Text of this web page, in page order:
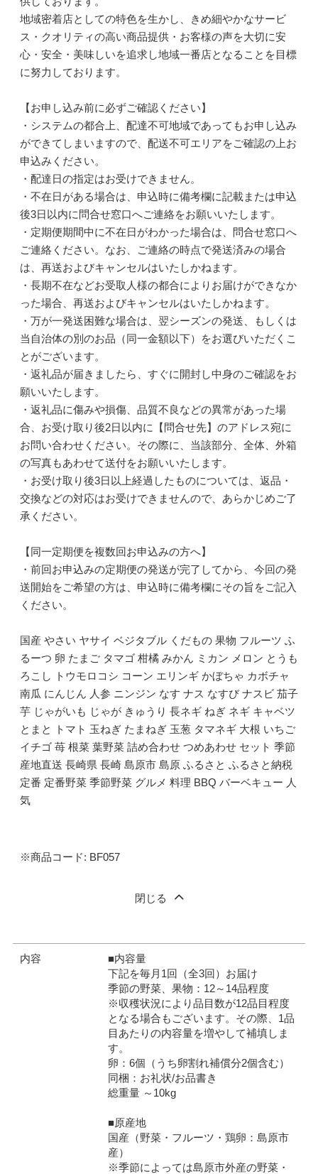
地域密着店としての特色を生かし、きめ細やかなサービ
ス・クオリティの高い商品提供・お客様の声を大切に安
心・安全・美味しいを追求し地域一番店となることを目標
に努力しております。
【お申し込み前に必ずご確認ください】
・システムの都合上、配達不可地域であってもお申し込み
ができてしまいますので、配送不可エリアをご確認の上お
申込みください。
・配達日の指定はお受けできません。
・不在日がある場合は、申込時に備考欄に記載または申込
後3日以内に問合せ窓口へご連絡をお願いいたします。
・定期便期間中に不在日がわかった場合は、問合せ窓口へ
ご連絡ください。なお、ご連絡の時点で発送済みの場合
は、再送およびキャンセルはいたしかねます。
・長期不在などお受取人様の都合によりお届けができなか
った場合、再送およびキャンセルはいたしかねます。
・万が一発送困難な場合は、翌シーズンの発送、もしくは
当自治体の別のお品（同一金額以下）をお選びいただくこ
とがございます。
・返礼品が届きましたら、すぐに開封し中身のご確認をお
願いいたします。
・返礼品に傷みや損傷、品質不良などの異常があった場
合、お受け取り後2日以内に【問合せ先】のアドレス宛に
お問い合わせください。その際に、当該部分、全体、外箱
の写真もあわせて送付をお願いいたします。
・お受け取り後3日以上経過したものについては、返品・
交換などの対応はお受けできませんので、あらかじめご了
承ください。
【同一定期便を複数回お申込みの方へ】
・前回お申込みの定期便の発送が完了してから、今回の発
送開始をご希望の方は、申込時に備考欄にその旨をご記入
ください。
国産 やさい ヤサイ ベジタブル くだもの 果物 フルーツ ふ
るーつ 卵 たまご タマゴ 柑橘 みかん ミカン メロン とうも
ろこし トウモロコシ コーン エリンギ かぼちゃ カボチャ
南瓜 にんじん 人参 ニンジン なす ナス なすび ナスビ 茄子
芋 じゃがいも じゃが きゅうり 長ネギ ねぎ ネギ キャベツ
とまと トマト 玉ねぎ たまねぎ 玉葱 タマネギ 大根 いちご
イチゴ 苺 根菜 葉野菜 詰め合わせ つめあわせ セット 季節
産地直送 長崎県 長崎 島原市 島原 ふるさと ふるさと納税
定番 定番野菜 季節野菜 グルメ 料理 BBQ バーベキュー 人
気
※商品コード: BF057
閉じる
内容
■内容量
下記を毎月1回（全3回）お届け
季節の野菜、果物：12～14品程度
※収穫状況により品目数が12品目程度
となる場合もございます。その際、1品
目あたりの内容量を増やして補填しま
す。
卵：6個（うち卵割れ補償分2個含む）
同梱：お礼状/お品書き
総重量 ～10kg
■原産地
国産（野菜・フルーツ・鶏卵：島原市
産）
※季節によっては島原市外産の野菜・